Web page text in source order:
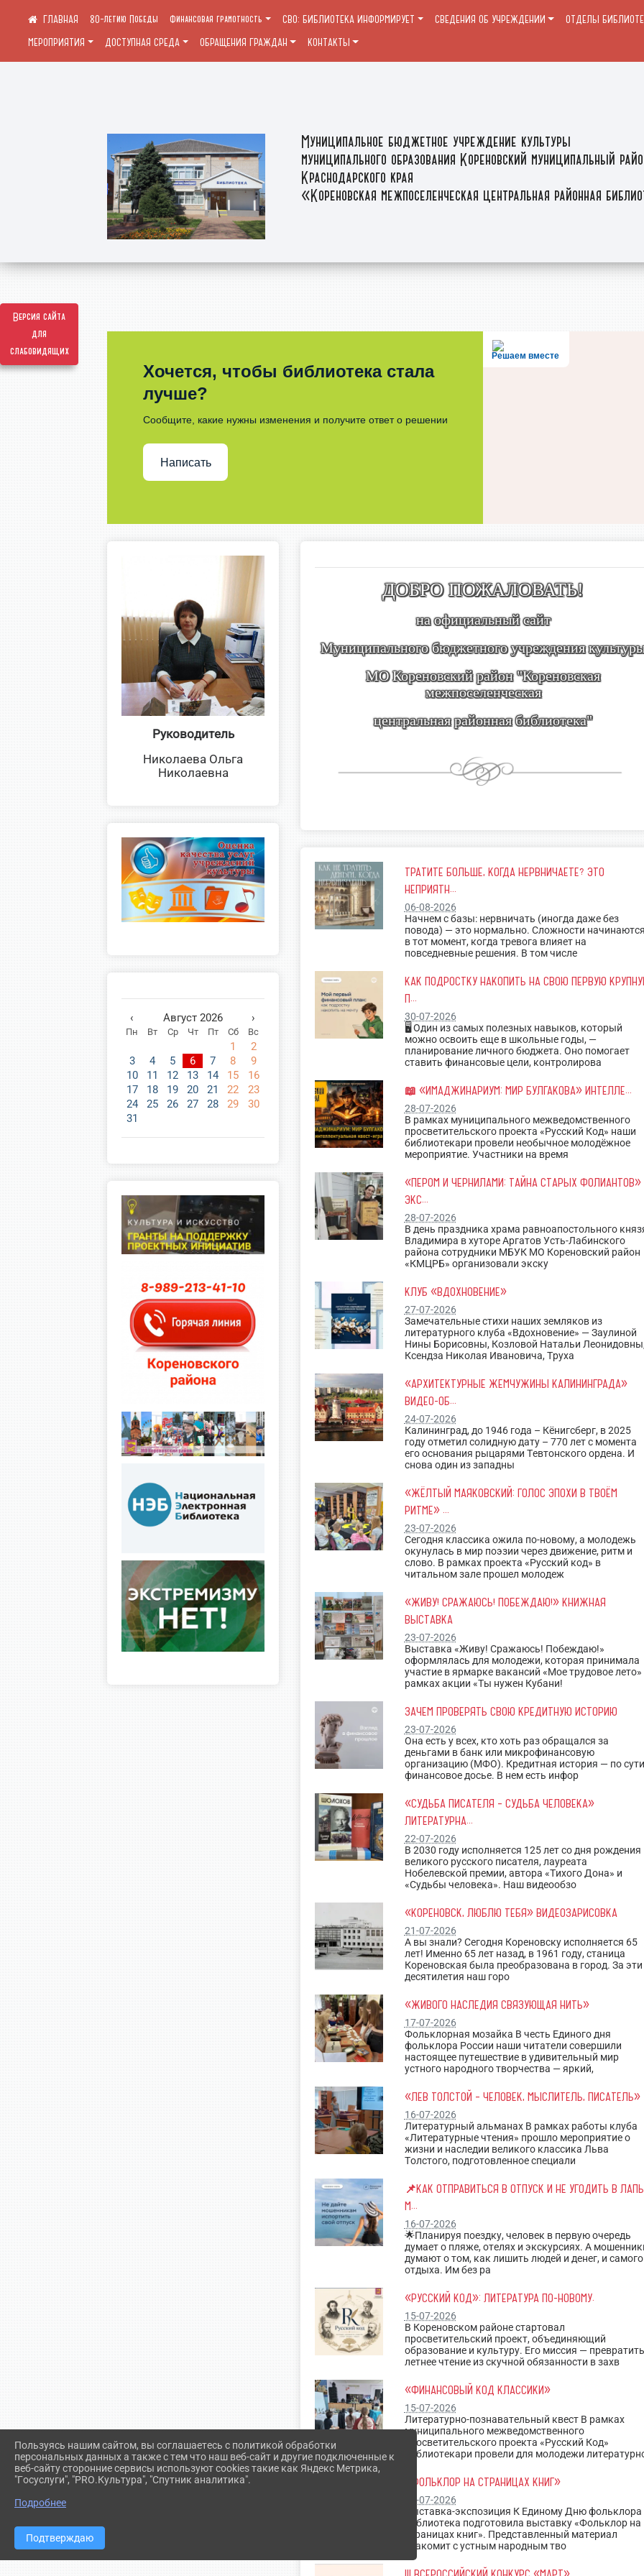
Версия сайта
для
слабовидящих
Муниципальное бюджетное учреждение культуры
муниципального образования Кореновский муниципальный
Краснодарского края
«Кореновская межпоселенческая центральная районная
80-летию Победы Финансовая грамотность СВО: БИБЛИОТЕКА ИНФОРМИРУЕТ СВЕДЕНИЯ ОБ УЧРЕЖДЕНИИ
ОТДЕЛЫ
МЕРОПРИЯТИЯ
ДОСТУПНАЯ СРЕДА ОБРАЩЕНИЯ ГРАЖДАН КОНТАКТЫ
Решаем вместе
Хочется, чтобы библиотека стала
лучше?
Сообщите, какие нужны изменения и получите ответ о решении
Написать
Руководитель
Николаева Ольга
Николаевна
‹ Август 2026 ›
Пн Вт Ср Чт Пт Сб Вс
1
2
3
4 5 6 7 8
9
10
11 12 13 14 15
16
17
18 19 20 21 22
23
24
25 26 27 28 29
30
31
ДОБРО ПОЖАЛОВАТЬ!
на официальный сайт
Муниципального бюджетного учреждения
МО Кореновский район "Кореновская
межпоселенческая
центральная районная библиотека"
ТРАТИТЕ БОЛЬШЕ, КОГДА НЕРВНИЧАЕТЕ? ЭТО
НЕПРИЯТН...
06-08-2026
Начнем с базы: нервничать (иногда даже без
повода) — это нормально. Сложности
в тот момент, когда тревога влияет на
повседневные решения. В том числе
КАК ПОДРОСТКУ НАКОПИТЬ НА СВОЮ ПЕРВУЮ
П...
30-07-2026
🖥 Один из самых полезных навыков, который
можно освоить еще в школьные годы, —
планирование личного бюджета. Оно помогает
ставить финансовые цели, контролирова
📖 «ИМАДЖИНАРИУМ: МИР БУЛГАКОВА» ИНТЕЛЛЕ...
28-07-2026
В рамках муниципального межведомственного
просветительского проекта «Русский Код» наши
библиотекари провели необычное молодёжное
мероприятие. Участники на время
«ПЕРОМ И ЧЕРНИЛАМИ: ТАЙНА СТАРЫХ ФОЛИАНТОВ»
ЭКС...
28-07-2026
В день праздника храма равноапостольного
Владимира в хуторе Аргатов Усть-Лабинского
района сотрудники МБУК МО Кореновский район
«КМЦРБ» организовали экску
КЛУБ «ВДОХНОВЕНИЕ»
27-07-2026
Замечательные стихи наших земляков из
литературного клуба «Вдохновение» — Заулиной
Нины Борисовны, Козловой Натальи
Ксендза Николая Ивановича, Труха
«АРХИТЕКТУРНЫЕ ЖЕМЧУЖИНЫ КАЛИНИНГРАДА»
ВИДЕО-ОБ...
24-07-2026
Калининград, до 1946 года – Кёнигсберг, в 2025
году отметил солидную дату – 770 лет с момента
его основания рыцарями Тевтонского ордена. И
снова один из западны
«ЖЁЛТЫЙ МАЯКОВСКИЙ: ГОЛОС ЭПОХИ В ТВОЁМ
РИТМЕ» ...
23-07-2026
Сегодня классика ожила по-новому, а молодежь
окунулась в мир поэзии через движение, ритм и
слово. В рамках проекта «Русский код» в
читальном зале прошел молодеж
«ЖИВУ! СРАЖАЮСЬ! ПОБЕЖДАЮ!» КНИЖНАЯ
ВЫСТАВКА
23-07-2026
Выставка «Живу! Сражаюсь! Побеждаю!»
оформлялась для молодежи, которая принимала
участие в ярмарке вакансий «Мое трудовое лето»
рамках акции «Ты нужен Кубани!
ЗАЧЕМ ПРОВЕРЯТЬ СВОЮ КРЕДИТНУЮ ИСТОРИЮ
23-07-2026
Она есть у всех, кто хоть раз обращался за
деньгами в банк или микрофинансовую
организацию (МФО). Кредитная история — по сути
финансовое досье. В нем есть инфор
«СУДЬБА ПИСАТЕЛЯ – СУДЬБА ЧЕЛОВЕКА»
ЛИТЕРАТУРНА...
22-07-2026
В 2030 году исполняется 125 лет со дня рождения
великого русского писателя, лауреата
Нобелевской премии, автора «Тихого Дона» и
«Судьбы человека». Наш видеообзо
«КОРЕНОВСК, ЛЮБЛЮ ТЕБЯ» ВИДЕОЗАРИСОВКА
21-07-2026
А вы знали? Сегодня Кореновску исполняется 65
лет! Именно 65 лет назад, в 1961 году, станица
Кореновская была преобразована в город. За эти
десятилетия наш горо
«ЖИВОГО НАСЛЕДИЯ СВЯЗУЮЩАЯ НИТЬ»
17-07-2026
Фольклорная мозайка В честь Единого дня
фольклора России наши читатели совершили
настоящее путешествие в удивительный мир
устного народного творчества — яркий,
«ЛЕВ ТОЛСТОЙ – ЧЕЛОВЕК, МЫСЛИТЕЛЬ, ПИСАТЕЛЬ»
16-07-2026
Литературный альманах В рамках работы клуба
«Литературные чтения» прошло мероприятие о
жизни и наследии великого классика Льва
Толстого, подготовленное специали
📌КАК ОТПРАВИТЬСЯ В ОТПУСК И НЕ УГОДИТЬ В
М...
16-07-2026
🌟Планируя поездку, человек в первую очередь
думает о пляже, отелях и экскурсиях. А
думают о том, как лишить людей и денег, и самого
отдыха. Им без ра
«РУССКИЙ КОД»: ЛИТЕРАТУРА ПО-НОВОМУ.
15-07-2026
В Кореновском районе стартовал
просветительский проект, объединяющий
образование и культуру. Его миссия — превратить
летнее чтение из скучной обязанности в захв
«ФИНАНСОВЫЙ КОД КЛАССИКИ»
15-07-2026
Литературно-познавательный квест В рамках
муниципального межведомственного
просветительского проекта «Русский Код»
библиотекари провели для молодежи
«ФОЛЬКЛОР НА СТРАНИЦАХ КНИГ»
10-07-2026
Выставка-экспозиция К Единому Дню фольклора
библиотека подготовила выставку «Фольклор на
страницах книг». Представленный материал
знакомит с устным народным тво
Пользуясь нашим сайтом, вы соглашаетесь с политикой обработки
персональных данных а также с тем что наш веб-сайт и другие подключенные к
веб-сайту сторонние сервисы используют cookies такие как Яндекс Метрика,
"Госуслуги", "PRO.Культура", "Спутник аналитика".
Подробнее
Подтверждаю